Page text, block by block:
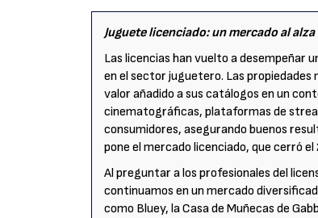
Juguete licenciado: un mercado al alza
Las licencias han vuelto a desempeñar
en el sector juguetero. Las
valor añadido a sus catálogos en un
cinematográficas, plataformas de
consumidores, asegurando buenos
pone el mercado licenciado, que cerró
Al preguntar a los profesionales del
continuamos en un mercado
como Bluey, la Casa de Muñecas de